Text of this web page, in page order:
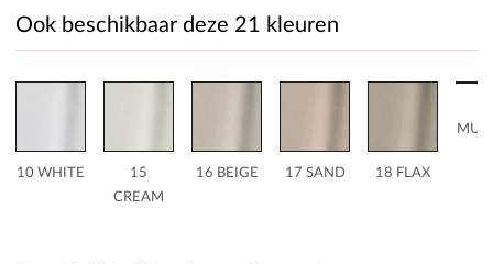
Ook beschikbaar deze 21 kleuren
10 WHITE
15
CREAM
16 BEIGE 17 SAND 18 FLAX